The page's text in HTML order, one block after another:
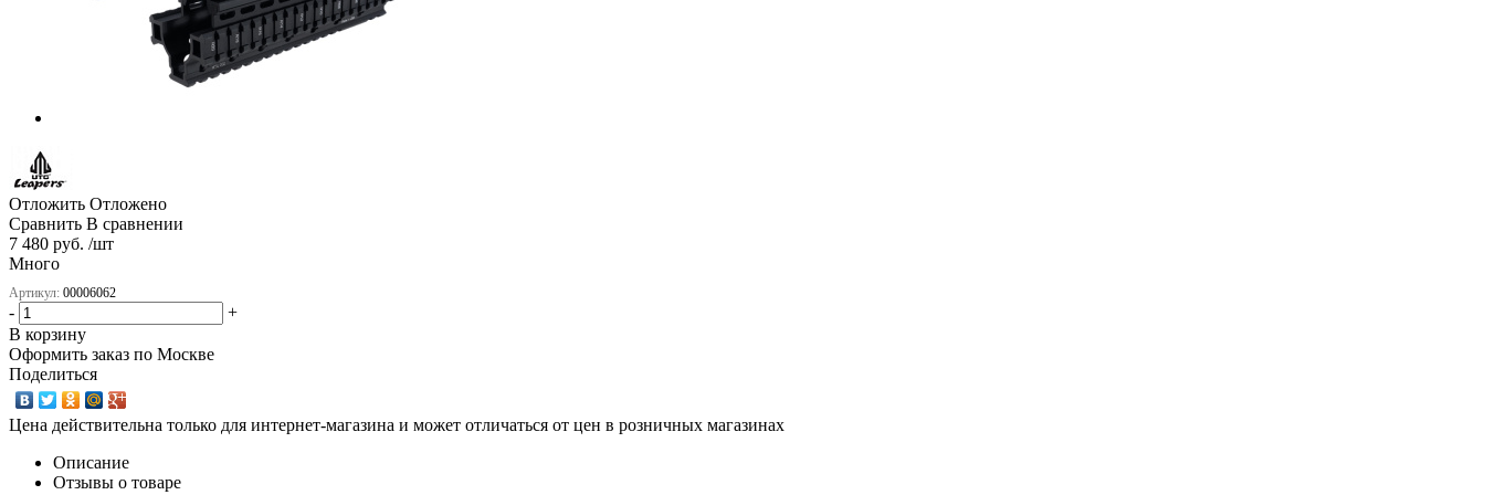
Отложить Отложено
Сравнить В сравнении
7 480 руб. /шт
Много
Артикул: 00006062
-
+
В корзину
Оформить заказ по Москве
Поделиться
Цена действительна только для интернет-магазина и может отличаться от цен в розничных магазинах
Описание
Отзывы о товаре